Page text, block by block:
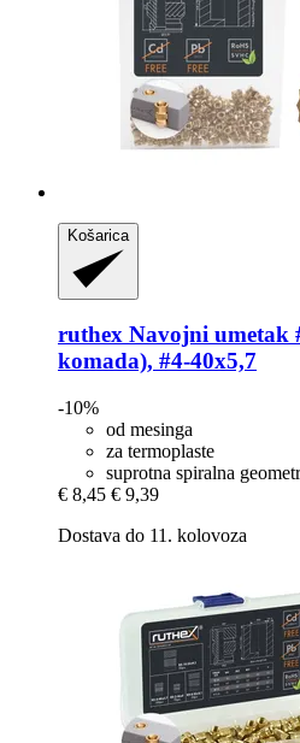
Košarica
ruthex Navojni umetak
komada), #4-​40x5,7
-10%
od mesinga
za termoplaste
suprotna spiralna
€ 8,45 € 9,39
Dostava do 11. kolovoza